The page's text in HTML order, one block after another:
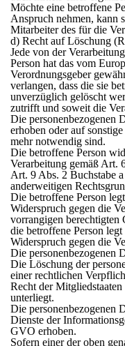
Möchte eine betroffene
Anspruch nehmen, kann
Mitarbeiter des für die
d) Recht auf Löschung
Jede von der
Person hat das vom
Verordnungsgeber
verlangen, dass die sie
unverzüglich gelöscht
zutrifft und soweit die
Die personenbezogenen
erhoben oder auf
mehr notwendig sind.
Die betroffene Person
Verarbeitung gemäß Art.
Art. 9 Abs. 2 Buchstabe
anderweitigen
Die betroffene Person
Widerspruch gegen die
vorrangigen berechtigten
die betroffene Person
Widerspruch gegen die
Die personenbezogenen
Die Löschung der
einer rechtlichen
Recht der
unterliegt.
Die personenbezogenen
Dienste der
GVO erhoben.
Sofern einer der oben